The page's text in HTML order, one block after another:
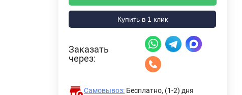
Купить в 1 клик
Заказать
через:
Самовывоз: Бесплатно, (1-2) дня